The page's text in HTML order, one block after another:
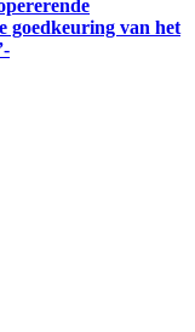
goedkeuring van het